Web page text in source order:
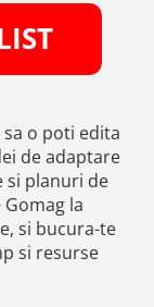
sa o poti edita
de adaptare
si planuri de
la
si bucura-te
si resurse